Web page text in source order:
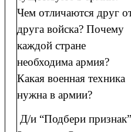
Чем отличаются друг
друга войска? Почему
каждой стране
необходима армия?
Какая военная техника
нужна в армии?
Д/и “Подбери признак”